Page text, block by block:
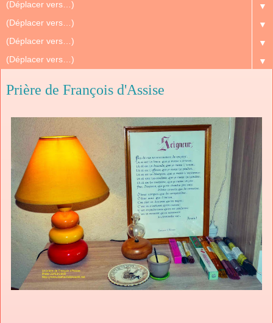
▼
▼
▼
▼
Prière de François d'Assise